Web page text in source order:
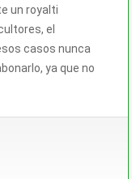
un royalti
el
casos nunca
ya que no